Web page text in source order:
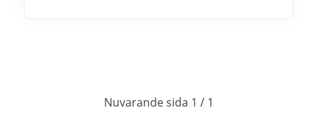
Nuvarande sida 1 / 1